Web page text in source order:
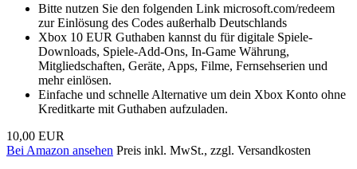
Bitte nutzen Sie den folgenden Link microsoft.com/redeem
zur Einlösung des Codes außerhalb Deutschlands
Xbox 10 EUR Guthaben kannst du für digitale Spiele-
Downloads, Spiele-Add-Ons, In-Game Währung,
Mitgliedschaften, Geräte, Apps, Filme, Fernsehserien und
mehr einlösen.
Einfache und schnelle Alternative um dein Xbox Konto ohne
Kreditkarte mit Guthaben aufzuladen.
10,00 EUR
Bei Amazon ansehen Preis inkl. MwSt., zzgl. Versandkosten